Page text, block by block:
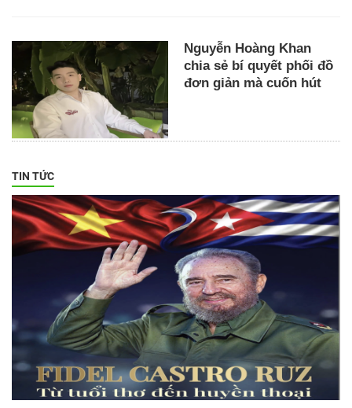
Nguyễn Hoàng Khan
chia sẻ bí quyết phối đồ
đơn giản mà cuốn hút
TIN TỨC